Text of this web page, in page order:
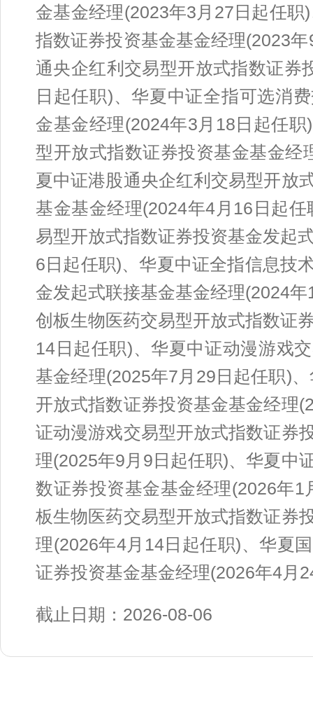
金基金经理(2023年3月27日起任
指数证券投资基金基金经理(2023
通央企红利交易型开放式指数证券
日起任职)、华夏中证全指可选消
金基金经理(2024年3月18日起任
型开放式指数证券投资基金基金经
夏中证港股通央企红利交易型开放
基金基金经理(2024年4月16日起
易型开放式指数证券投资基金发起
6日起任职)、华夏中证全指信息技
金发起式联接基金基金经理(2024
创板生物医药交易型开放式指数证
14日起任职)、华夏中证动漫游戏
基金经理(2025年7月29日起任职)
开放式指数证券投资基金基金经理
证动漫游戏交易型开放式指数证券
理(2025年9月9日起任职)、华夏中
数证券投资基金基金经理(2026年
板生物医药交易型开放式指数证券
理(2026年4月14日起任职)、华夏
证券投资基金基金经理(2026年4月
截止日期：2026-08-06